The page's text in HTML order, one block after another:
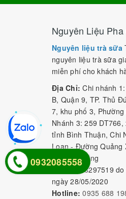
Nguyên Liệu
Nguyên liệu trà sữa
nguyên liệu trà sữa
miễn phí cho khách
Địa Chỉ: Chi nhánh
B, Quận 9, TP. Thủ
7, khu phố 3,
Nhánh 3: 259
tỉnh Bình Thuận, Chi
Loan - Đường Quảng
- TP. Đà Nẵng
0316297519
ngày 28/05/2020
Hotline: 0935 688
0932085558